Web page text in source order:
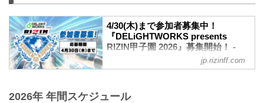
4/30(木)まで参加者募集中！
『DELiGHTWORKS presents
RIZIN甲子園 2026』募集開始！ -
RIZIN FIGHTING FEDERATION オ
フィシャルサイト
同事業、未来のスター選手発掘を目的と
jp.rizinff.com
2026年 年間スケジュール